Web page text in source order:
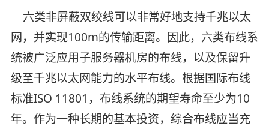
六类非屏蔽双绞线可以非常好地支持千兆以太
网，并实现100m的传输距离。因此，六类布线系
统被广泛应用子服务器机房的布线，以及保留升
级至千兆以太网能力的水平布线。根据国际布线
标准ISO 11801，布线系统的期望寿命至少为10
年。作为一种长期的基本投资，综合布线应当充